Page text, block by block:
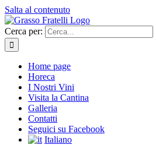
Salta al contenuto
Cerca per:
Home page
Horeca
I Nostri Vini
Visita la Cantina
Galleria
Contatti
Seguici su Facebook
Italiano